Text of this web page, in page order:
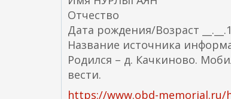
Отчество
Дата рождения/Возраст
Название источника
Родился – д. Качкиново.
вести.
https://www.obd-memorial.ru/